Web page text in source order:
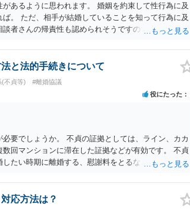
あるように思われます。 婚姻を約束して性行為に及
。 ただ、相手が結婚していることを知って行為に及
者さんの帰責性も認められそうですので、あまり慰
と法的手続きについて
(不貞等) #離婚協議
役にたった
要でしょうか。 不貞の証拠としては、ライン、カカ
回マンションに滞在した証拠などが有効です。 不貞
たい時期に離婚する、慰謝料をとるなど）ことがで
で。
応方法は？